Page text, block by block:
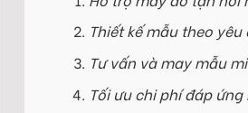
Thiết kế mẫu theo
Tư vấn và may mẫu
Tối ưu chi phí đáp